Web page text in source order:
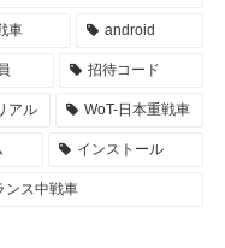
車 android
招待コード
アル WoT-日本重戦車
インストール
ンス中戦車